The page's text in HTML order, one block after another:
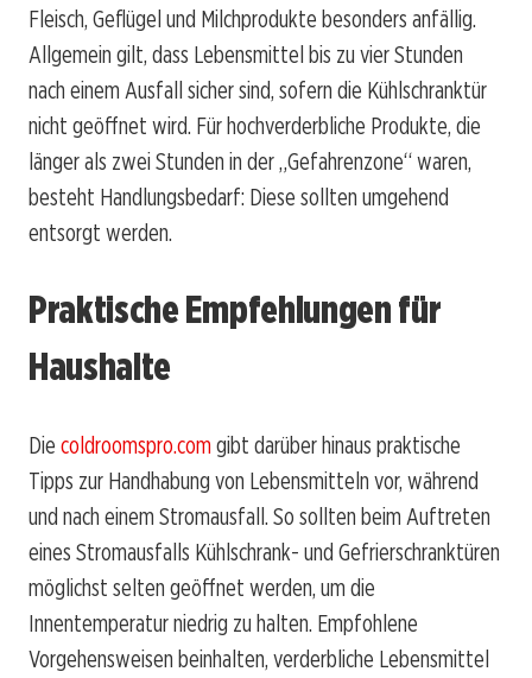
Fleisch, Geflügel und Milchprodukte besonders anfällig.
Allgemein gilt, dass Lebensmittel bis zu vier Stunden
nach einem Ausfall sicher sind, sofern die Kühlschranktür
nicht geöffnet wird. Für hochverderbliche Produkte, die
länger als zwei Stunden in der „Gefahrenzone“ waren,
besteht Handlungsbedarf: Diese sollten umgehend
entsorgt werden.
Praktische Empfehlungen für
Haushalte
Die coldroomspro.com gibt darüber hinaus praktische
Tipps zur Handhabung von Lebensmitteln vor, während
und nach einem Stromausfall. So sollten beim Auftreten
eines Stromausfalls Kühlschrank- und Gefrierschranktüren
möglichst selten geöffnet werden, um die
Innentemperatur niedrig zu halten. Empfohlene
Vorgehensweisen beinhalten, verderbliche Lebensmittel